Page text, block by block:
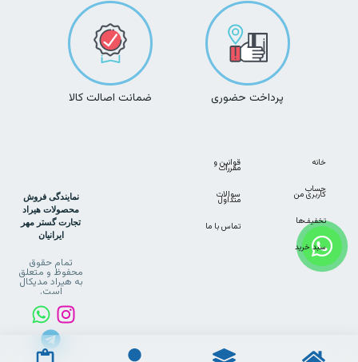
پرداخت حضوری ضمانت اصالت کالا
خانه
حساب
کاربری من
تخفیف‌ها
سبد خرید
قوانین و
مقررات
سوالات
متداول
تماس با ما
نمایندگی فروش
محصولات هیراد
تجارت گستر مهر
ایرانیان
تمام حقوق
محفوظ و متعلق
به هیراد مدیکال
است.